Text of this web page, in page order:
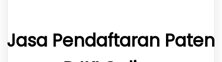
Jasa Pendaftaran Paten